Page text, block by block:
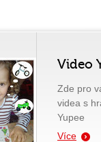
Video
Zde pro
videa s
Yupee
Více